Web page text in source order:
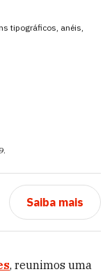
tipográficos, anéis,
.
Saiba mais
, reunimos uma